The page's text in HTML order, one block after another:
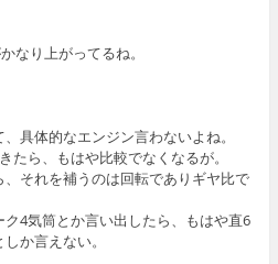
なり上がってるね。
具体的なエンジン言わないよね。
たら、もはや比較でなくなるが。
それを補うのは回転でありギヤ比で
4気筒とか言い出したら、もはや直6
か言えない。